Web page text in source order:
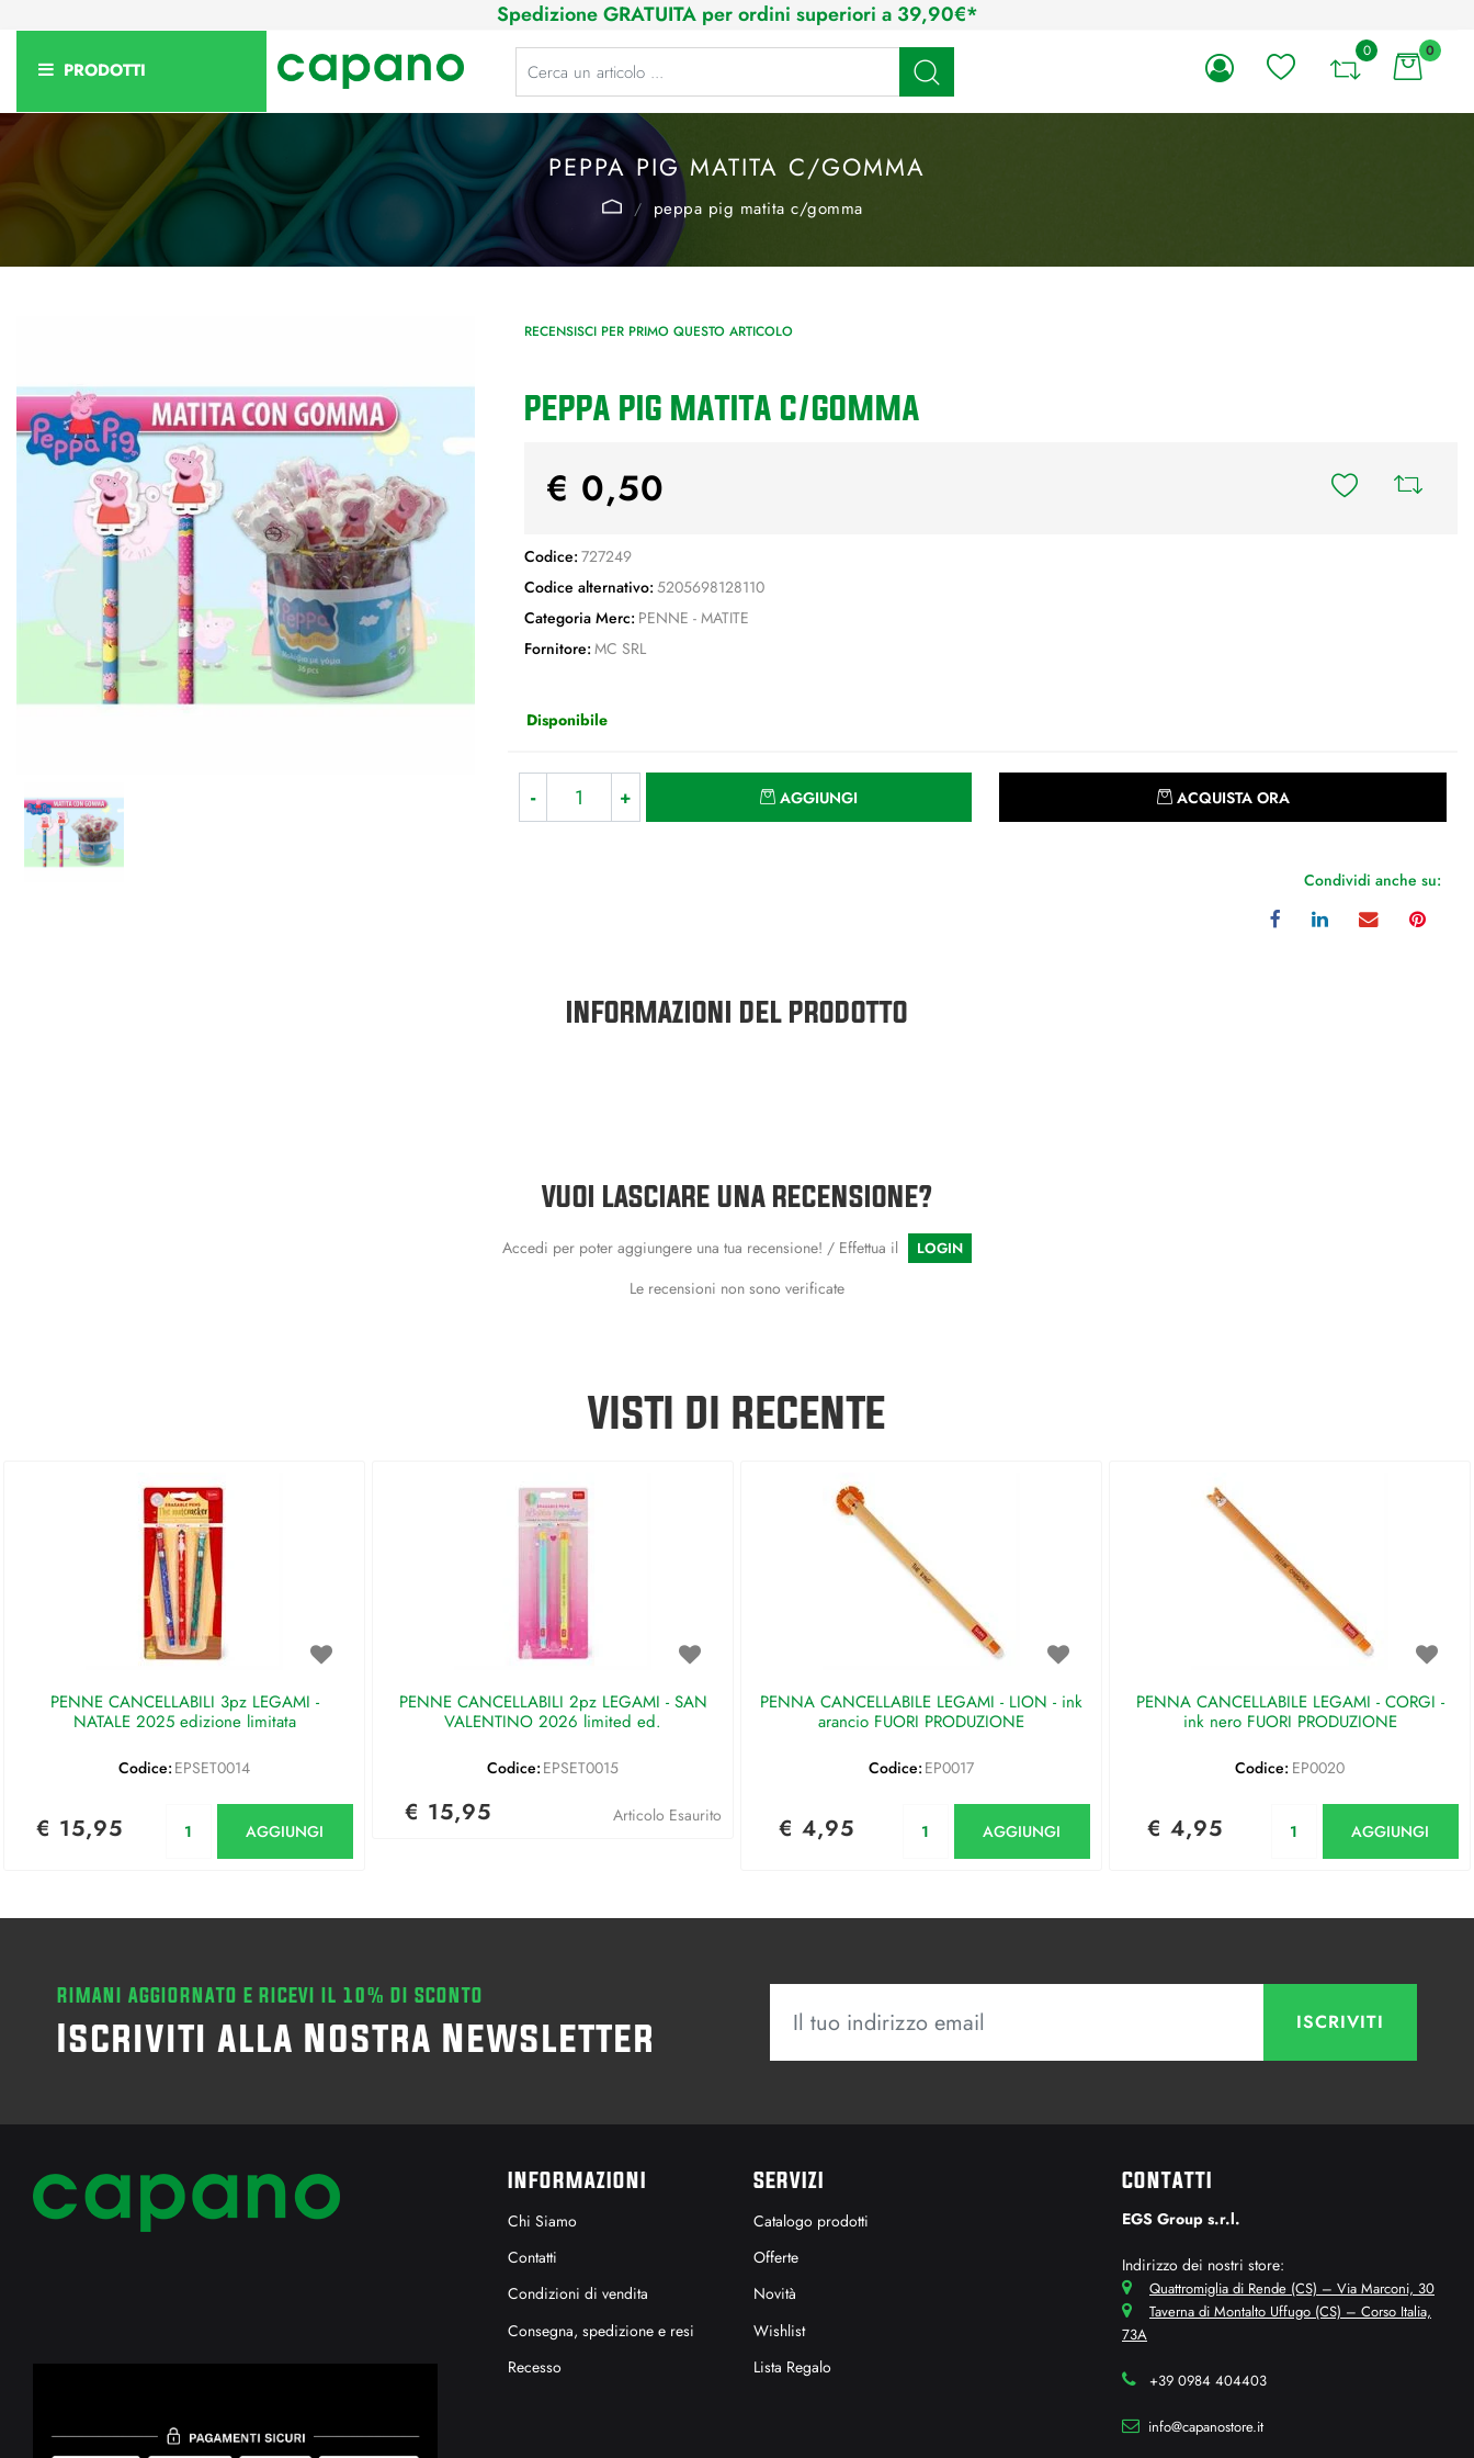
Spedizione GRATUITA per ordini superiori a 39,90€*
PRODOTTI
La modifica di un filtro aggiorna automaticamente gli altri filtri disponibili. 0 0
PEPPA PIG MATITA C/GOMMA
peppa pig matita c/gomma
RECENSISCI PER PRIMO QUESTO ARTICOLO
PEPPA PIG MATITA C/GOMMA
€ 0,50
Codice: 727249
Codice alternativo: 5205698128110
Categoria Merc: PENNE - MATITE
Fornitore: MC SRL
Disponibile
AGGIUNGI ACQUISTA ORA
Condividi anche su:
INFORMAZIONI DEL PRODOTTO
VUOI LASCIARE UNA RECENSIONE?
Accedi per poter aggiungere una tua recensione! / Effettua il LOGIN
Le recensioni non sono verificate
VISTI DI RECENTE
PENNE CANCELLABILI 3pz LEGAMI -
NATALE 2025 edizione limitata
Codice: EPSET0014
€ 15,95 AGGIUNGI
PENNE CANCELLABILI 2pz LEGAMI - SAN
VALENTINO 2026 limited ed.
Codice: EPSET0015
€ 15,95 Articolo Esaurito
PENNA CANCELLABILE LEGAMI - LION - ink
arancio FUORI PRODUZIONE
Codice: EP0017
€ 4,95 AGGIUNGI
PENNA CANCELLABILE LEGAMI - CORGI -
ink nero FUORI PRODUZIONE
Codice: EP0020
€ 4,95 AGGIUNGI
RIMANI AGGIORNATO E RICEVI IL 10% DI SCONTO
Iscriviti alla Nostra Newsletter
INFORMAZIONI
Chi Siamo
Contatti
Condizioni di vendita
Consegna, spedizione e resi
Recesso
SERVIZI
Catalogo prodotti
Offerte
Novità
Wishlist
Lista Regalo
CONTATTI
EGS Group s.r.l.
Indirizzo dei nostri store:
Quattromiglia di Rende (CS) – Via Marconi, 30
Taverna di Montalto Uffugo (CS) – Corso Italia,
73A
+39 0984 404403
info@capanostore.it